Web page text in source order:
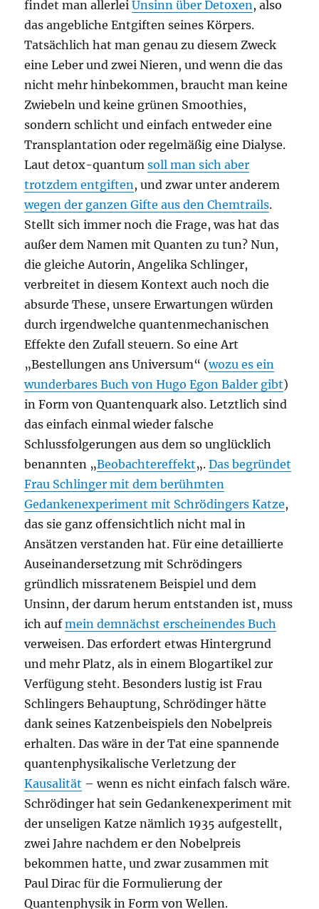
findet man allerleiUnsinn über Detoxen , also
das angebliche Entgiften seines Körpers.
Tatsächlich hat man genau zu diesem Zweck
eine Leber und zwei Nieren, und wenn die das
nicht mehr hinbekommen, braucht man keine
Zwiebeln und keine grünen Smoothies,
sondern schlicht und einfach entweder eine
Transplantation oder regelmäßig eine Dialyse.
Laut detox-quantumsoll man sich aber
trotzdem entgiften , und zwar unter anderem
wegen der ganzen Gifte aus den Chemtrails.
Stellt sich immer noch die Frage, was hat das
außer dem Namen mit Quanten zu tun? Nun,
die gleiche Autorin, Angelika Schlinger,
verbreitet in diesem Kontext auch noch die
absurde These, unsere Erwartungen würden
durch irgendwelche quantenmechanischen
Effekte den Zufall steuern. So eine Art
„Bestellungen ans Universum“ (wozu es ein
wunderbares Buch von Hugo Egon Balder gibt)
in Form von Quantenquark also. Letztlich sind
das einfach einmal wieder falsche
Schlussfolgerungen aus dem so unglücklich
benannten „Beobachtereffekt„.Das begründet
Frau Schlinger mit dem berühmten
Gedankenexperiment mit Schrödingers Katze,
das sie ganz offensichtlich nicht mal in
Ansätzen verstanden hat. Für eine detaillierte
Auseinandersetzung mit Schrödingers
gründlich missratenem Beispiel und dem
Unsinn, der darum herum entstanden ist, muss
ich aufmein demnächst erscheinendes Buch
verweisen. Das erfordert etwas Hintergrund
und mehr Platz, als in einem Blogartikel zur
Verfügung steht. Besonders lustig ist Frau
Schlingers Behauptung, Schrödinger hätte
dank seines Katzenbeispiels den Nobelpreis
erhalten. Das wäre in der Tat eine spannende
quantenphysikalische Verletzung der
Kausalität – wenn es nicht einfach falsch wäre.
Schrödinger hat sein Gedankenexperiment mit
der unseligen Katze nämlich 1935 aufgestellt,
zwei Jahre nachdem er den Nobelpreis
bekommen hatte, und zwar zusammen mit
Paul Dirac für die Formulierung der
Quantenphysik in Form von Wellen.